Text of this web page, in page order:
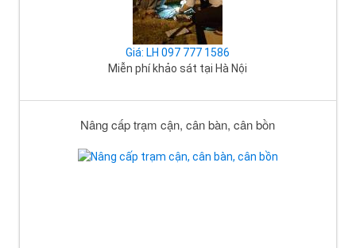
Giá: LH 097 777 1586
Miễn phí khảo sát tại Hà Nội
Nâng cấp trạm cận, cân bàn, cân bồn